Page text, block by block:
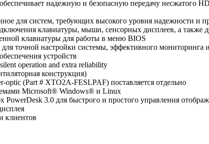
надежную и безопасную передачу несжатого
для систем, требующих высокого уровня надежности и
клавиатуры, мыши, сенсорных дисплеев, а также
клавиатуры для работы в меню BIOS
точной настройки системы, эффективного мониторинга
устройств
operation and extra reliability
конструкция)
optic (Part # XTO2A-FESLPAF) поставляется отдельно
Microsoft® Windows® и Linux
3.0 для быстрого и простого управления
клиентов